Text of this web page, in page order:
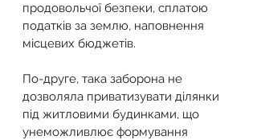
продовольчої безпеки, сплатою
податків за землю, наповнення
місцевих бюджетів.
По-друге, така заборона не
дозволяла приватизувати ділянки
під житловими будинками, що
унеможливлює формування